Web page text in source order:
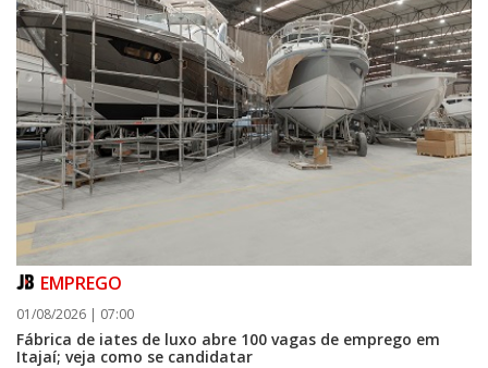
EMPREGO
01/08/2026 | 07:00
Fábrica de iates de luxo abre 100 vagas de emprego em
Itajaí; veja como se candidatar